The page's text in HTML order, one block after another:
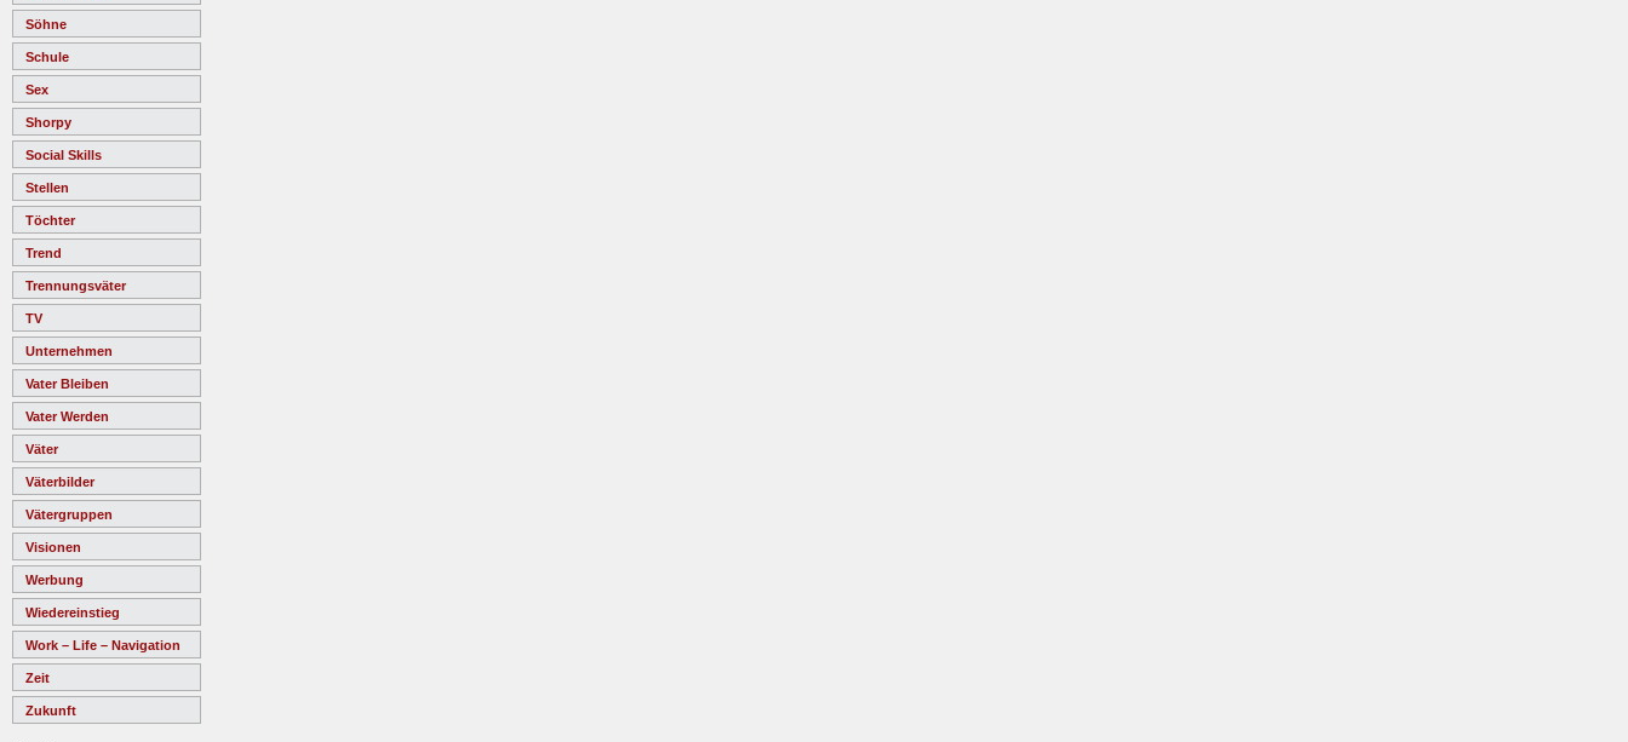
Söhne
Schule
Sex
Shorpy
Social Skills
Stellen
Töchter
Trend
Trennungsväter
TV
Unternehmen
Vater Bleiben
Vater Werden
Väter
Väterbilder
Vätergruppen
Visionen
Werbung
Wiedereinstieg
Work – Life – Navigation
Zeit
Zukunft